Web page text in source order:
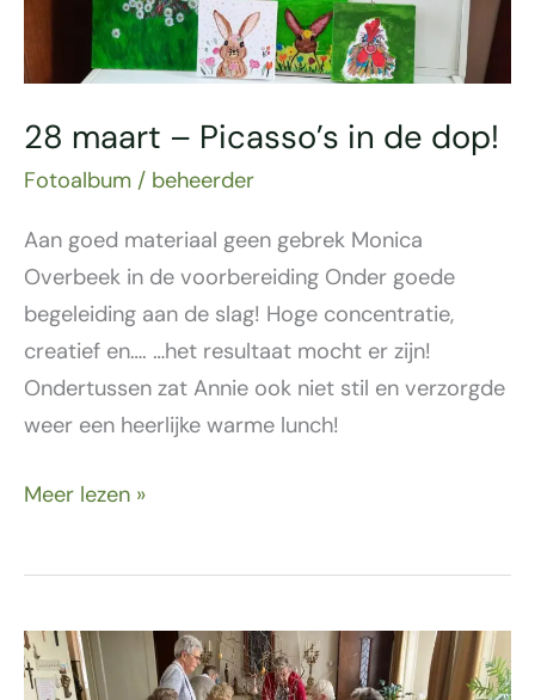
28 maart – Picasso’s in de dop!
Fotoalbum / beheerder
Aan goed materiaal geen gebrek Monica
Overbeek in de voorbereiding Onder goede
begeleiding aan de slag! Hoge concentratie,
creatief en…. …het resultaat mocht er zijn!
Ondertussen zat Annie ook niet stil en verzorgde
weer een heerlijke warme lunch!
de
Meer lezen »
21
maart